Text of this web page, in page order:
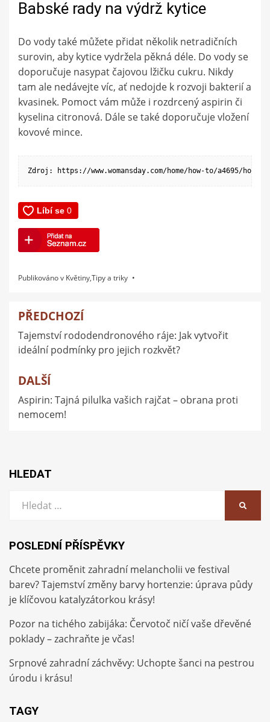
Babské rady na výdrž kytice
Do vody také můžete přidat několik netradičních
surovin, aby kytice vydržela pěkná déle. Do vody se
doporučuje nasypat čajovou lžičku cukru. Nikdy
tam ale nedávejte víc, ať nedojde k rozvoji bakterií a
kvasinek. Pomoct vám může i rozdrcený aspirin či
kyselina citronová. Dále se také doporučuje vložení
kovové mince.
Zdroj: https://www.womansday.com/home/how-to/a4695/
Publikováno v Květiny,Tipy a triky
Navigace
pro
příspěvek
PŘEDCHOZÍ
Tajemství rododendronového ráje: Jak vytvořit
ideální podmínky pro jejich rozkvět?
DALŠÍ
Aspirin: Tajná pilulka vašich rajčat – obrana proti
nemocem!
HLEDAT
POSLEDNÍ PŘÍSPĚVKY
Chcete proměnit zahradní melancholii ve festival
barev? Tajemství změny barvy hortenzie: úprava půdy
je klíčovou katalyzátorkou krásy!
Pozor na tichého zabijáka: Červotoč ničí vaše dřevěné
poklady – zachraňte je včas!
Srpnové zahradní záchvěvy: Uchopte šanci na pestrou
úrodu i krásu!
TAGY